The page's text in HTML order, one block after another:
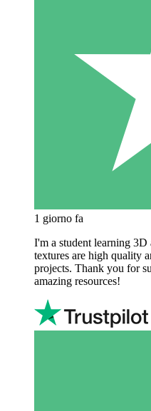
1 giorno fa
I'm a student learning
textures are high quality
projects. Thank you for
amazing resources!